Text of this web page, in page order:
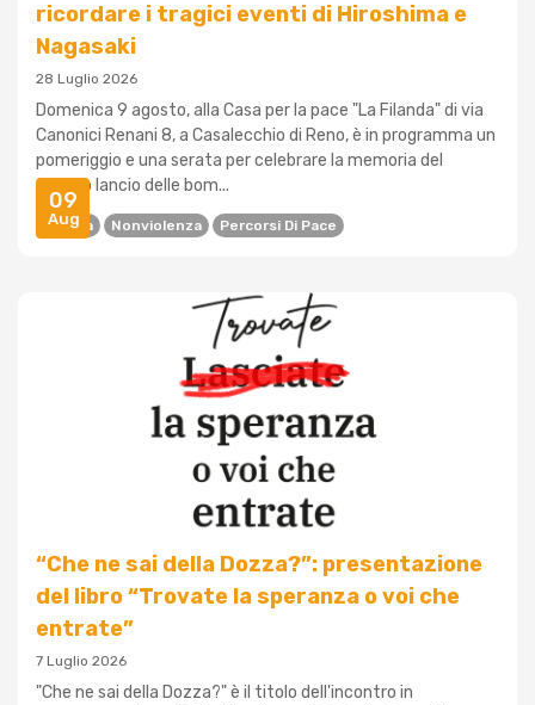
09
Aug
ricordare i tragici eventi di Hiroshima e
Nagasaki
28 Luglio 2026
Domenica 9 agosto, alla Casa per la pace "La Filanda" di via
Canonici Renani 8, a Casalecchio di Reno, è in programma un
pomeriggio e una serata per celebrare la memoria del
tragico lancio delle bom...
Guerra Nonviolenza Percorsi Di Pace
“Che ne sai della Dozza?”: presentazione
del libro “Trovate la speranza o voi che
entrate”
7 Luglio 2026
"Che ne sai della Dozza?" è il titolo dell'incontro in